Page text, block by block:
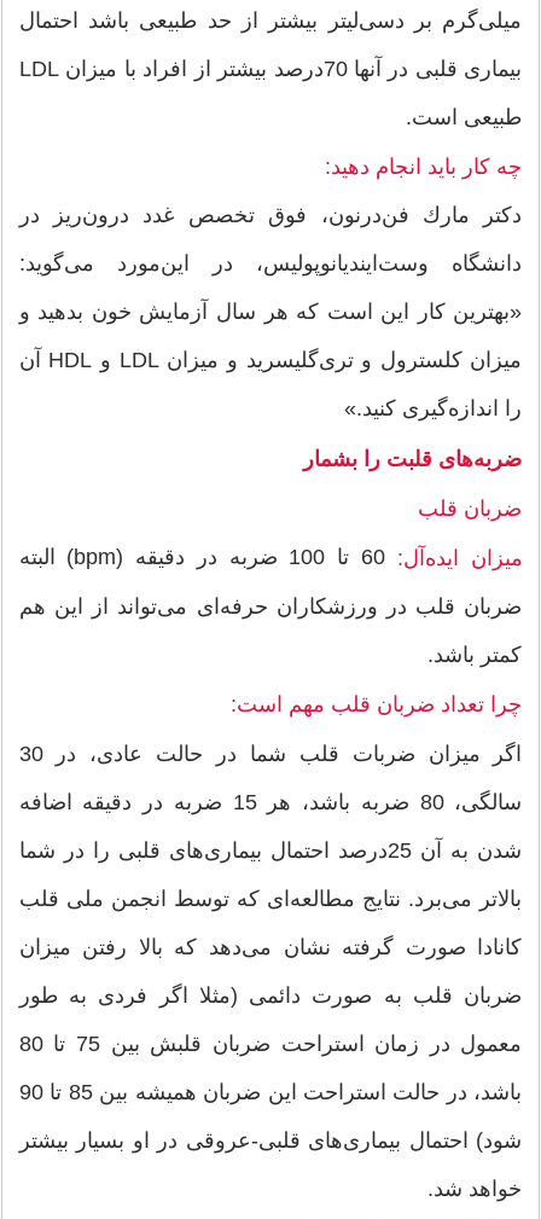
میلی‌گرم بر دسی‌لیتر بیشتر از حد طبیعی باشد احتمال
بیماری قلبی در آنها 70درصد بیشتر از افراد با میزان LDL
طبیعی است.
چه كار باید انجام دهید:
دكتر مارك فن‌درنون، فوق تخصص غدد درون‌ریز در
دانشگاه وست‌ایندیانوپولیس، در این‌مورد می‌‌گوید:
«بهترین كار این است كه هر سال آزمایش خون بدهید و
میزان كلسترول و تری‌گلیسرید و میزان LDL و HDL آن
را اندازه‌گیری كنید.»
ضربه‌های قلبت را بشمار
ضربان قلب
میزان ایده‌آل: 60 تا 100 ضربه در دقیقه (bpm) البته
ضربان قلب در ورزشكاران حرفه‌ای می‌تواند از این هم
كمتر باشد.
چرا تعداد ضربان قلب مهم است:
اگر میزان ضربات قلب شما در حالت عادی، در 30
سالگی، 80 ضربه باشد، هر 15 ضربه در دقیقه اضافه
شدن به آن 25درصد احتمال بیماری‌های قلبی را در شما
بالاتر می‌برد. نتایج مطالعه‌ای كه توسط انجمن ملی قلب
كانادا صورت گرفته نشان می‌دهد كه بالا رفتن میزان
ضربان قلب به صورت دائمی (مثلا اگر فردی به طور
معمول در زمان استراحت ضربان قلبش بین 75 تا 80
باشد، در حالت استراحت این ضربان همیشه بین 85 تا 90
شود) احتمال بیماری‌های قلبی-عروقی در او بسیار بیشتر
خواهد شد.